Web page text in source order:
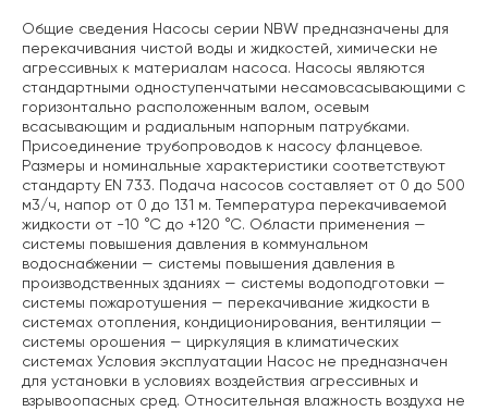
Общие сведения Насосы серии NBW предназначены для
перекачивания чистой воды и жидкостей, химически не
агрессивных к материалам насоса. Насосы являются
стандартными одноступенчатыми несамовсасывающими с
горизонтально расположенным валом, осевым
всасывающим и радиальным напорным патрубками.
Присоединение трубопроводов к насосу фланцевое.
Размеры и номинальные характеристики соответствуют
стандарту EN 733. Подача насосов составляет от 0 до 500
м3/ч, напор от 0 до 131 м. Температура перекачиваемой
жидкости от -10 °С до +120 °С. Области применения —
системы повышения давления в коммунальном
водоснабжении — системы повышения давления в
производственных зданиях — системы водоподготовки —
системы пожаротушения — перекачивание жидкости в
системах отопления, кондиционирования, вентиляции —
системы орошения — циркуляция в климатических
системах Условия эксплуатации Насос не предназначен
для установки в условиях воздействия агрессивных и
взрывоопасных сред. Относительная влажность воздуха не